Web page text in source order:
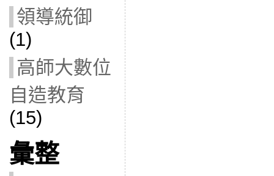
領導統御
(1)
高師大數位
自造教育
(15)
彙整